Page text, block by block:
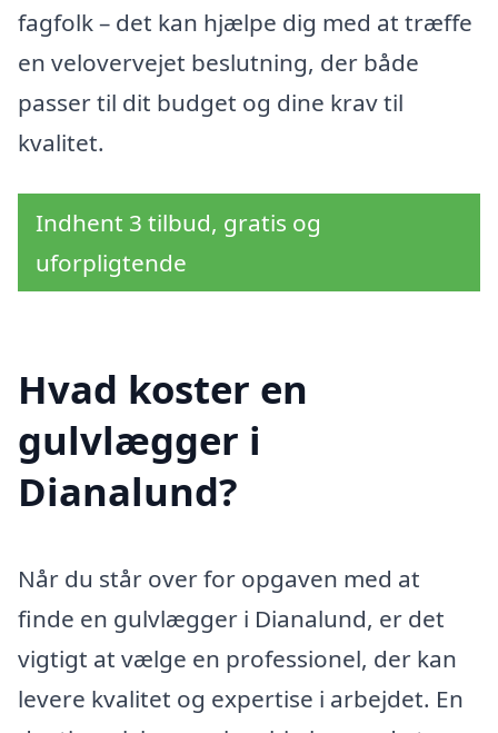
fagfolk – det kan hjælpe dig med at træffe
en velovervejet beslutning, der både
passer til dit budget og dine krav til
kvalitet.
Indhent 3 tilbud, gratis og
uforpligtende
Hvad koster en
gulvlægger i
Dianalund?
Når du står over for opgaven med at
finde en gulvlægger i Dianalund, er det
vigtigt at vælge en professionel, der kan
levere kvalitet og expertise i arbejdet. En